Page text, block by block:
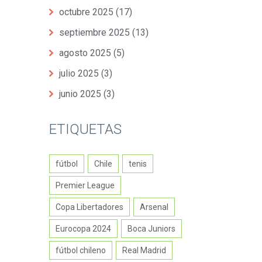
octubre 2025 (17)
septiembre 2025 (13)
agosto 2025 (5)
julio 2025 (3)
junio 2025 (3)
ETIQUETAS
fútbol Chile tenis
Premier League
Copa Libertadores Arsenal
Eurocopa 2024 Boca Juniors
fútbol chileno Real Madrid